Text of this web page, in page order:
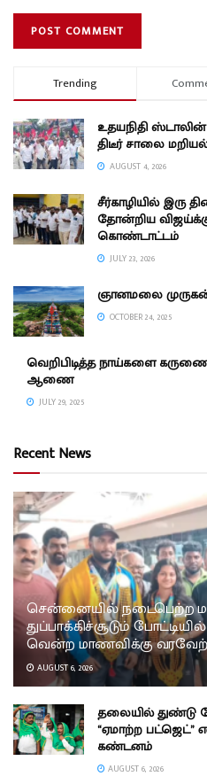
Trending
உதயநிதி
திடீர் சாலை
AUGUST 4, 2026
சீர்காழியில் இரு
தோன்றிய
கொண்டாட்டம்
JULY 23, 2026
ஞானமலை
OCTOBER 24, 2025
வெறிபிடித்த நாய்களை
ஆணை
JULY 29, 2025
Recent News
சென்னையில் நடைபெற்ற
துப்பாக்கிச்சூடும்
வென்ற மாணவிக்கு
AUGUST 6, 2026
தலையில் துண்டு
“ஏமாற்ற பட்ஜெட்”
கண்டனம்
AUGUST 6, 2026